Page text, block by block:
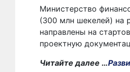
Министерство
(300 млн шекелей) на
направлены на
проектную
Читайте далее …